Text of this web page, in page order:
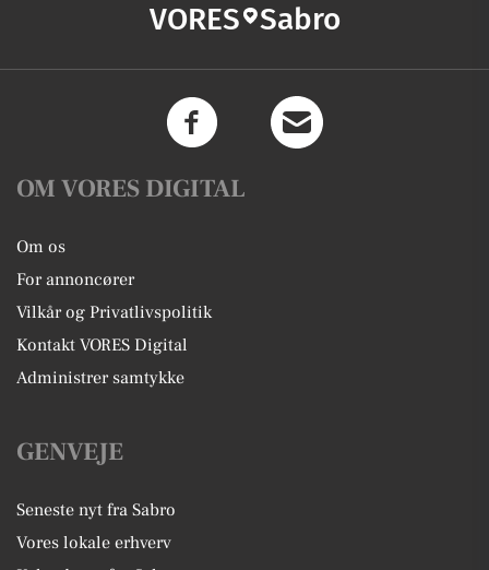
VORES Sabro
OM VORES DIGITAL
Om os
For annoncører
Vilkår og Privatlivspolitik
Kontakt VORES Digital
Administrer samtykke
GENVEJE
Seneste nyt fra Sabro
Vores lokale erhverv